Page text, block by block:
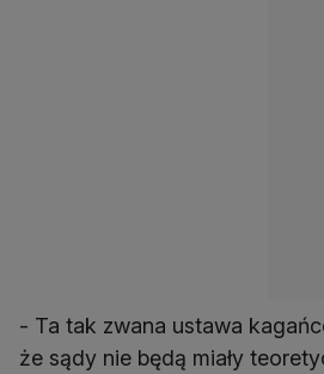
- Ta tak zwana ustawa
że sądy nie będą miały